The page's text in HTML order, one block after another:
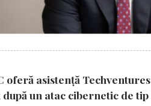
oferă asistență Techventures
după un atac cibernetic de tip